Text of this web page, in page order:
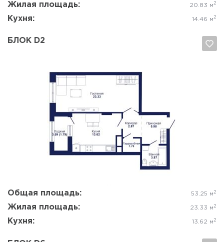
Жилая площадь: 20.83 м 2
Кухня: 14.46 м 2
БЛОК D2
Общая площадь: 53.25 м 2
Жилая площадь: 23.33 м 2
Кухня: 13.62 м 2
Да, удалить Отмена